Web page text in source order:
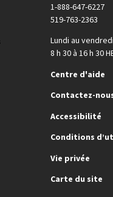
1-888-647-6227
519-763-2363
Lundi au vendredi
8 h 30 à 16 h 30
Centre d'aide
Contactez-
Accessibilité
Conditions
Vie privée
Carte du site